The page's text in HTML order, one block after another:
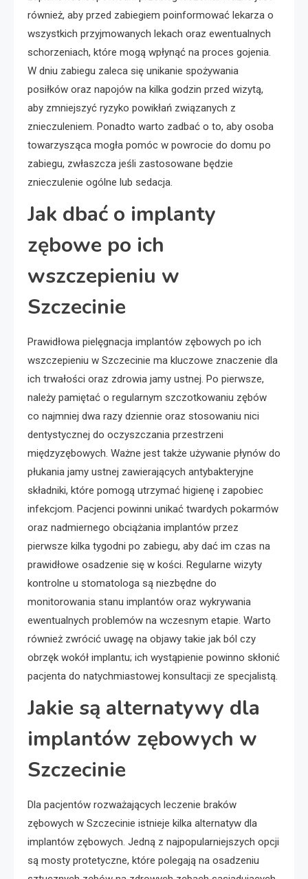
również, aby przed zabiegiem poinformować lekarza o
wszystkich przyjmowanych lekach oraz ewentualnych
schorzeniach, które mogą wpłynąć na proces gojenia.
W dniu zabiegu zaleca się unikanie spożywania
posiłków oraz napojów na kilka godzin przed wizytą,
aby zmniejszyć ryzyko powikłań związanych z
znieczuleniem. Ponadto warto zadbać o to, aby osoba
towarzysząca mogła pomóc w powrocie do domu po
zabiegu, zwłaszcza jeśli zastosowane będzie
znieczulenie ogólne lub sedacja.
Jak dbać o implanty
zębowe po ich
wszczepieniu w
Szczecinie
Prawidłowa pielęgnacja implantów zębowych po ich
wszczepieniu w Szczecinie ma kluczowe znaczenie dla
ich trwałości oraz zdrowia jamy ustnej. Po pierwsze,
należy pamiętać o regularnym szczotkowaniu zębów
co najmniej dwa razy dziennie oraz stosowaniu nici
dentystycznej do oczyszczania przestrzeni
międzyzębowych. Ważne jest także używanie płynów do
płukania jamy ustnej zawierających antybakteryjne
składniki, które pomogą utrzymać higienę i zapobiec
infekcjom. Pacjenci powinni unikać twardych pokarmów
oraz nadmiernego obciążania implantów przez
pierwsze kilka tygodni po zabiegu, aby dać im czas na
prawidłowe osadzenie się w kości. Regularne wizyty
kontrolne u stomatologa są niezbędne do
monitorowania stanu implantów oraz wykrywania
ewentualnych problemów na wczesnym etapie. Warto
również zwrócić uwagę na objawy takie jak ból czy
obrzęk wokół implantu; ich wystąpienie powinno skłonić
pacjenta do natychmiastowej konsultacji ze specjalistą.
Jakie są alternatywy dla
implantów zębowych w
Szczecinie
Dla pacjentów rozważających leczenie braków
zębowych w Szczecinie istnieje kilka alternatyw dla
implantów zębowych. Jedną z najpopularniejszych opcji
są mosty protetyczne, które polegają na osadzeniu